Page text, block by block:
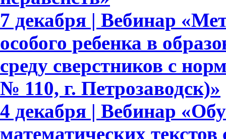
7 декабря | Вебинар
особого ребенка в
среду сверстников с
№ 110, г. Петрозаводск)»
4 декабря | Вебинар
математических